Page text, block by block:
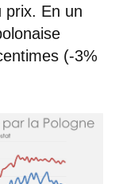
prix. En un
(-3%